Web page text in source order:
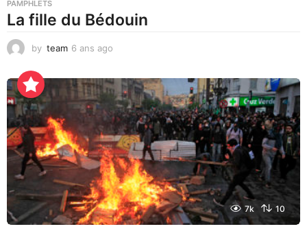
PAMPHLETS
La fille du Bédouin
by team 6 ans ago
s
a
g
o
7k 10